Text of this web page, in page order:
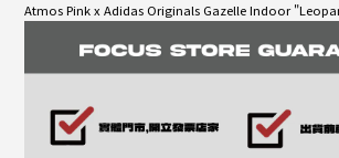
Atmos Pink x Adidas Originals Gazelle Indoor